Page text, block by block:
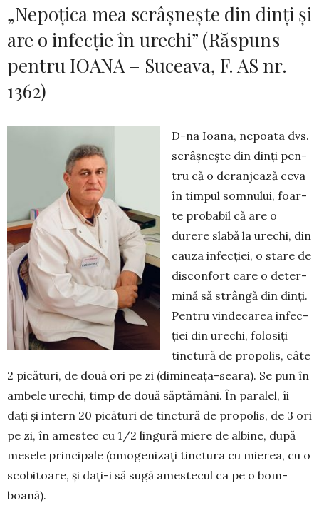
„Nepoțica mea scrâșnește din dinți și
are o infecție în urechi” (Răspuns
pentru IOANA – Suceava, F. AS nr.
1362)
D-na Ioana, nepoata dvs.
scrâșnește din dinți pen­
tru că o deranjează ceva
în timpul somnului, foar­
te probabil că are o
durere slabă la urechi, din
cauza infecției, o stare de
disconfort care o deter­
mină să strângă din dinți.
Pentru vindecarea infec­
ției din urechi, folosiți
tinctură de propolis, câte
2 picături, de două ori pe zi (dimineața-seara). Se pun în
ambele urechi, timp de două săptămâni. În paralel, îi
dați și intern 20 picături de tinctură de propolis, de 3 ori
pe zi, în amestec cu 1/2 lingură mie­re de albine, după
mesele principale (omo­ge­nizați tinctura cu mierea, cu o
scobitoare, și dați-i să sugă amestecul ca pe o bom­
boană).